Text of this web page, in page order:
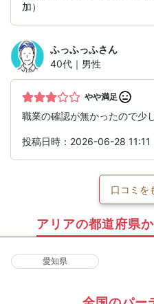
加）
ふっふっふさん
40代｜男性
やや満足
職業の確認が無かったので少
投稿日時：2026-06-28 11:11
口コミを
アリアの都道府県
愛知県